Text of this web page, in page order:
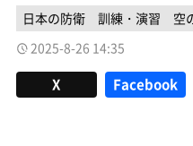
日本の防衛 訓練・演習
空
2025-8-26 14:35
X Facebook